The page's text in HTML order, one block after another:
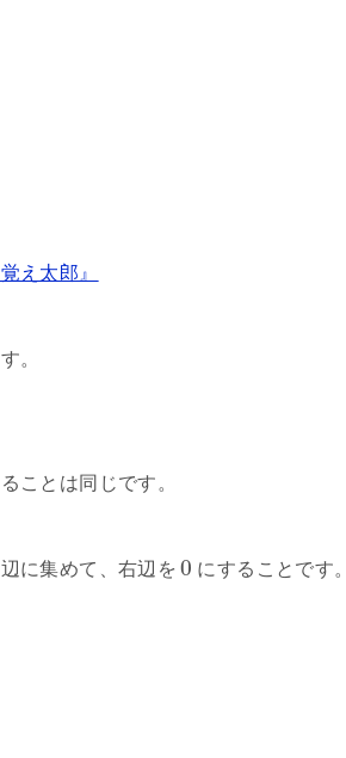
え太郎』
。
ことは同じです。
に集めて、右辺を 0 にすることです。